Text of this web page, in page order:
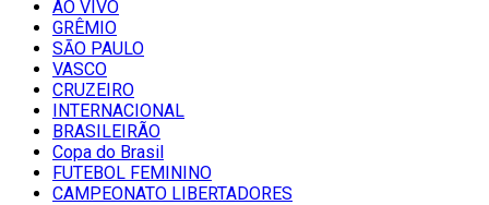
AO VIVO
GRÊMIO
SĀO PAULO
VASCO
CRUZEIRO
INTERNACIONAL
BRASILEIRÃO
Copa do Brasil
FUTEBOL FEMININO
CAMPEONATO LIBERTADORES